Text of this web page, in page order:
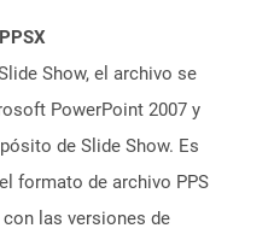
Show, el archivo se
PowerPoint 2007 y
de Slide Show. Es
formato de archivo PPS
las versiones de